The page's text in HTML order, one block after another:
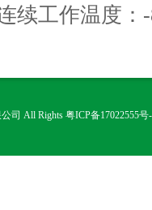
续工作温度
司 All Rights 粤ICP备17022555号